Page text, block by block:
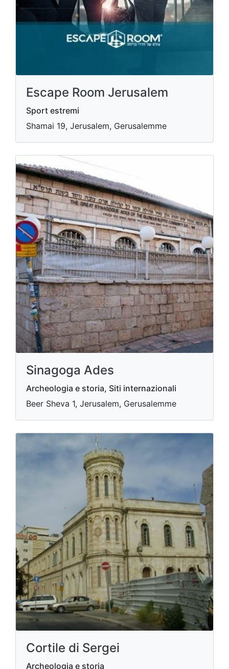
Escape Room Jerusalem
Sport estremi
Shamai 19, Jerusalem, Gerusalemme
Sinagoga Ades
Archeologia e storia, Siti internazionali
Beer Sheva 1, Jerusalem, Gerusalemme
Cortile di Sergei
Archeologia e storia